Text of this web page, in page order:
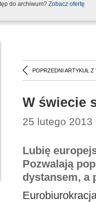
do archiwum? Zobacz ofertę
POPRZEDNI ARTYKUŁ Z
W świecie
25 lutego 2013
Lubię
Pozwalają
dystansem, a